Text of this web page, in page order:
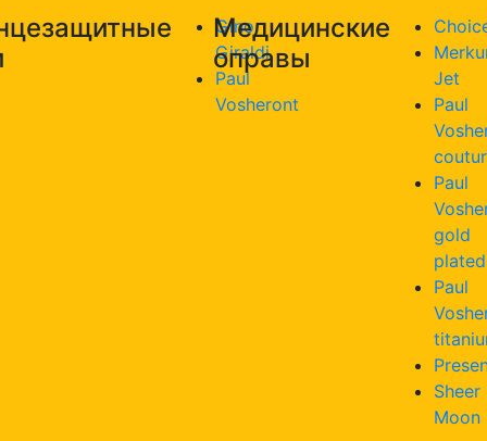
Gino
Giraldi
Paul
Vosheront
Медицинские
оправы
Jet
Paul
Paul
gold
plated
Paul
Sheer
Moon